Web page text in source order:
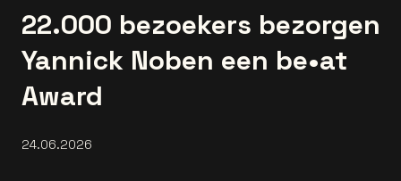
22.000 bezoekers bezorgen
Yannick Noben een be•at
Award
24.06.2026